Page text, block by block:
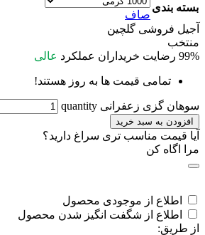
بسته بندی
صاف
آجیل فروشی گلچین
منتخب
99% رضایت خریداران عملکرد عالی
تمامی قیمت ها به روز هستند!
سوهان گزی زعفرانی quantity
افزودن به سبد خرید
آیا قیمت مناسب تری سراغ دارید؟
مرا اگاه کن
اطلاع از موجودی محصول
اطلاع از شگفت انگیز شدن محصول
از طریق: